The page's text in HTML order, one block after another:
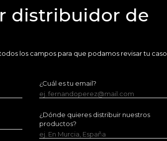
distribuidor de
los campos para que podamos revisar tu caso
¿Cuál es tu email?
ej. fernandoperez@mail.com
¿Dónde quieres distribuir nuestros
productos?
ej. En Murcia, España